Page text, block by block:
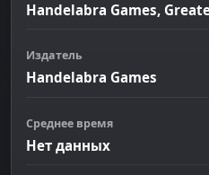
Handelabra Games,
Издатель
Handelabra Games
Среднее время
Нет данных